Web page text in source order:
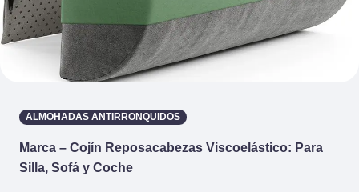
ALMOHADAS ANTIRRONQUIDOS
Marca – Cojín Reposacabezas Viscoelástico: Para
Silla, Sofá y Coche